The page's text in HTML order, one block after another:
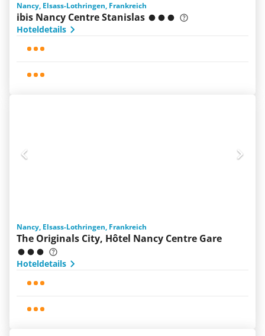
Nancy, Elsass-Lothringen, Frankreich
ibis Nancy Centre Stanislas
Hoteldetails
Nancy, Elsass-Lothringen, Frankreich
The Originals City, Hôtel Nancy Centre Gare
Hoteldetails